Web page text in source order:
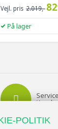
helkropsspejl, 3
opbevaringshylder -
hvid/greige
Vejl. pris 2.019,-
På lager
POLITIK